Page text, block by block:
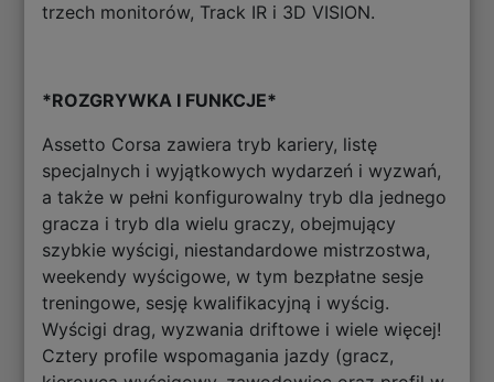
trzech monitorów, Track IR i 3D VISION.
*ROZGRYWKA I FUNKCJE*
Assetto Corsa zawiera tryb kariery, listę
specjalnych i wyjątkowych wydarzeń i wyzwań,
a także w pełni konfigurowalny tryb dla jednego
gracza i tryb dla wielu graczy, obejmujący
szybkie wyścigi, niestandardowe mistrzostwa,
weekendy wyścigowe, w tym bezpłatne sesje
treningowe, sesję kwalifikacyjną i wyścig.
Wyścigi drag, wyzwania driftowe i wiele więcej!
Cztery profile wspomagania jazdy (gracz,